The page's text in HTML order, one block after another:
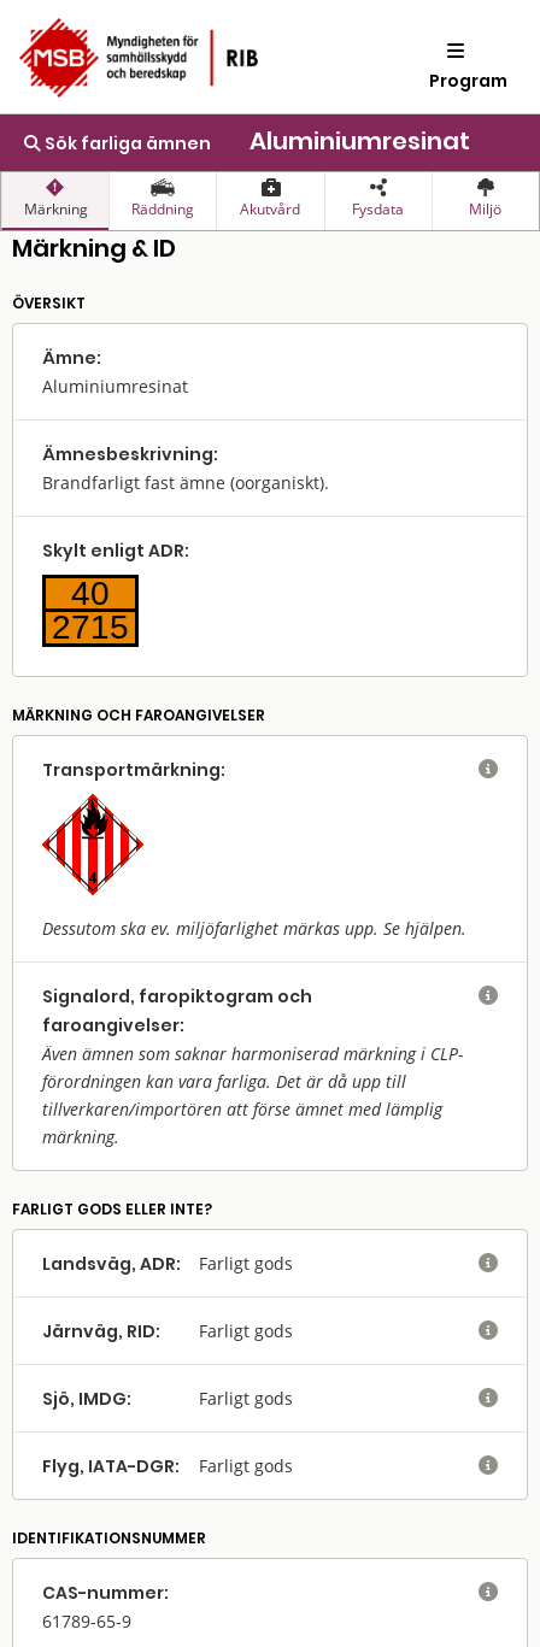
Program
Sök farliga ämnen Aluminiumresinat
Märkning Räddning Akutvård Fysdata Miljö
Märkning & ID
ÖVERSIKT
Ämne:
Aluminiumresinat
Ämnes­beskrivning:
Brandfarligt fast ämne (oorganiskt).
Skylt enligt ADR:
40
2715
MÄRKNING OCH FAROANGIVELSER
Transport­märkning:
Dessutom ska ev. miljöfarlighet märkas upp. Se hjälpen.

Signalord, faropiktogram och
faroangivelser:
Även ämnen som saknar harmoniserad märkning i CLP-
förordningen kan vara farliga. Det är då upp till
tillverkaren/importören att förse ämnet med lämplig
märkning.

FARLIGT GODS ELLER INTE?
Landsväg, ADR: Farligt gods 
Järnväg, RID: Farligt gods 
Sjö, IMDG: Farligt gods 
Flyg, IATA-DGR: Farligt gods 
IDENTIFIKATIONSNUMMER
CAS-nummer:
61789-65-9
